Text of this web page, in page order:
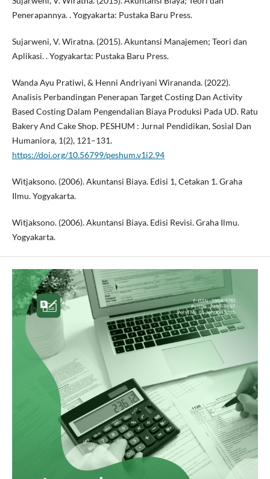
Penerapannya. . Yogyakarta: Pustaka Baru Press.
Sujarweni, V. Wiratna. (2015). Akuntansi Manajemen; Teori dan
Aplikasi. . Yogyakarta: Pustaka Baru Press.
Wanda Ayu Pratiwi, & Henni Andriyani Wirananda. (2022).
Analisis Perbandingan Penerapan Target Costing Dan Activity
Based Costing Dalam Pengendalian Biaya Produksi Pada UD. Ratu
Bakery And Cake Shop. PESHUM : Jurnal Pendidikan, Sosial Dan
Humaniora, 1(2), 121–131.
https://doi.org/10.56799/peshum.v1i2.94
Witjaksono. (2006). Akuntansi Biaya. Edisi 1, Cetakan 1. Graha
Ilmu. Yogyakarta.
Witjaksono. (2006). Akuntansi Biaya. Edisi Revisi. Graha Ilmu.
Yogyakarta.